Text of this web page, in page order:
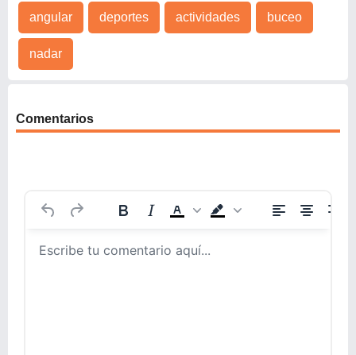
angular deportes actividades buceo
nadar
Comentarios